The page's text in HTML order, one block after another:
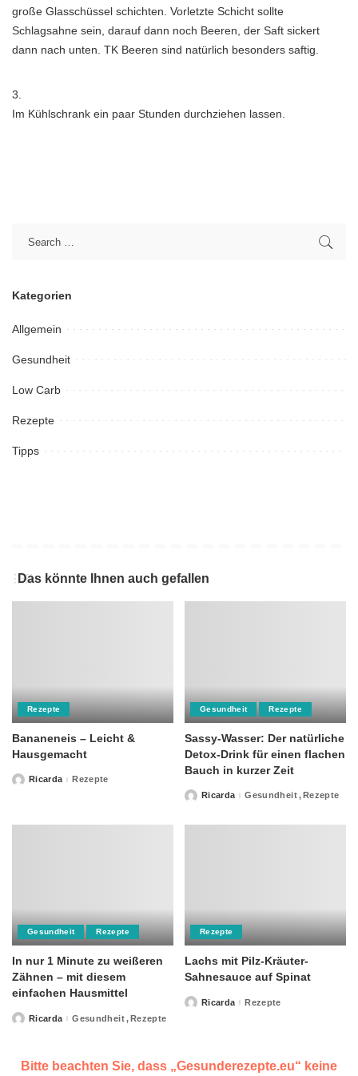
große Glasschüssel schichten. Vorletzte Schicht sollte
Schlagsahne sein, darauf dann noch Beeren, der Saft sickert
dann nach unten. TK Beeren sind natürlich besonders saftig.
3.
Im Kühlschrank ein paar Stunden durchziehen lassen.
Kategorien
Allgemein
Gesundheit
Low Carb
Rezepte
Tipps
Das könnte Ihnen auch gefallen
Rezepte
Bananeneis – Leicht &
Hausgemacht
PostedRicarda Rezepte
Gesundheit Rezepte
Sassy-Wasser: Der natürliche
Detox-Drink für einen flachen
Bauch in kurzer Zeit
PostedRicarda Gesundheit Rezepte
Gesundheit Rezepte
In nur 1 Minute zu weißeren
Zähnen – mit diesem
einfachen Hausmittel
PostedRicarda Gesundheit Rezepte
Rezepte
Lachs mit Pilz-Kräuter-
Sahnesauce auf Spinat
PostedRicarda Rezepte
Bitte beachten Sie, dass „Gesunderezepte.eu“ keine